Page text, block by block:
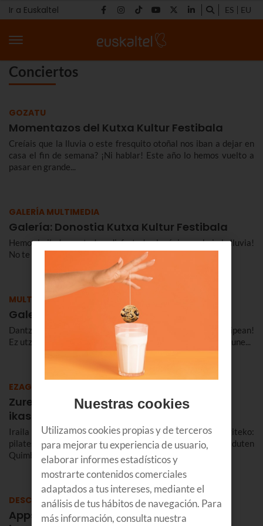
Ir a Euskaltel ES EU
Conciertos
GOZATU
Momentazos del Kutxa Kultur Festibala
Creíais que la lluvia o este fresquito otoñal nos iban a dejar en
casa el fin de semana? ¡Ni hablar! Este año lo hemos vuelto a
pasar en grande...
GALERÍA MULTIMEDIA
Galería: Donostia Kutxa Kultur Festibala
Hemos bailado, cantado y disfrutado al máximo… ¡bajo la lluvia!
No te pierdas nuestros mejores momentos del Donostia...
MULTIMEDIA BILDUMA
Galeria: Donostia Kutxa Kultur Festibala
Dantza egin dugu, kantatu eta topera gozatu dugu… euripean!
Ez utzi ikusi gabe Donostia Kutxa Kultur Festibaleko gure une...
EZAGUTU
Zure instrumentu gogokoenak jotzen
ikasteko aplikazioak
Iraila hilabete egokia da erronka berriei aurre egiteko:
pilatesen izena eman dezakezu, edo telebistan iragartzen duten
Quimbaya? tresna...
DESCUBRE
Apps para aprender a tocar tus
Nuestras cookies
Utilizamos cookies propias y de terceros
para mejorar tu experiencia de usuario,
elaborar informes estadísticos y
mostrarte contenidos comerciales
adaptados a tus intereses, mediante el
análisis de tus hábitos de navegación. Para
más información, consulta nuestra